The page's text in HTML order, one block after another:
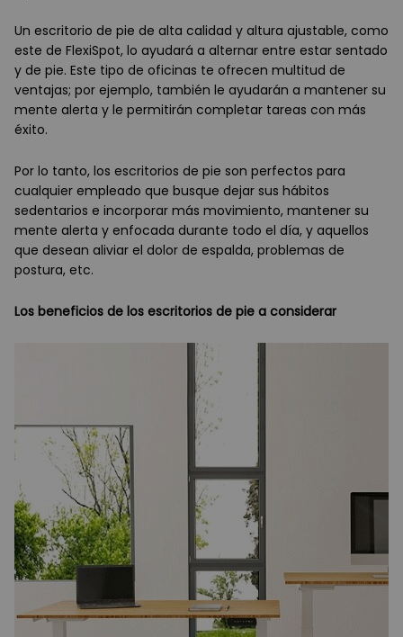
Un escritorio de pie de alta calidad y altura ajustable, como
este de FlexiSpot, lo ayudará a alternar entre estar sentado
y de pie. Este tipo de oficinas te ofrecen multitud de
ventajas; por ejemplo, también le ayudarán a mantener su
mente alerta y le permitirán completar tareas con más
éxito.
Por lo tanto, los escritorios de pie son perfectos para
cualquier empleado que busque dejar sus hábitos
sedentarios e incorporar más movimiento, mantener su
mente alerta y enfocada durante todo el día, y aquellos
que desean aliviar el dolor de espalda, problemas de
postura, etc.
Los beneficios de los escritorios de pie a considerar